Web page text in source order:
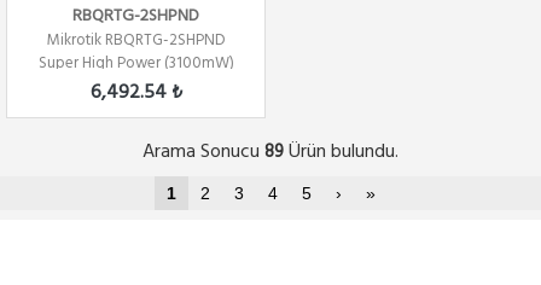
RBQRTG-2SHPND
Mikrotik RBQRTG-2SHPND
Super High Power (3100mW)
2.4Ghz PTP/PTMP L4
6,492.54 ₺
Arama Sonucu 89Ürün bulundu.
1 2 3 4 5 › »